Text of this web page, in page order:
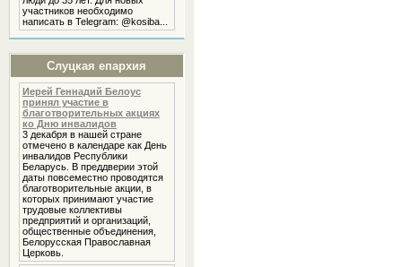
участников необходимо
написать в Telegram: @kosiba...
Слуцкая епархия
Иерей Геннадий Белоус
принял участие в
благотворительных акциях
ко Дню инвалидов
3 декабря в нашей стране
отмечено в календаре как День
инвалидов Республики
Беларусь. В преддверии этой
даты повсеместно проводятся
благотворительные акции, в
которых принимают участие
трудовые коллективы
предприятий и организаций,
общественные объединения,
Белорусская Православная
Церковь.